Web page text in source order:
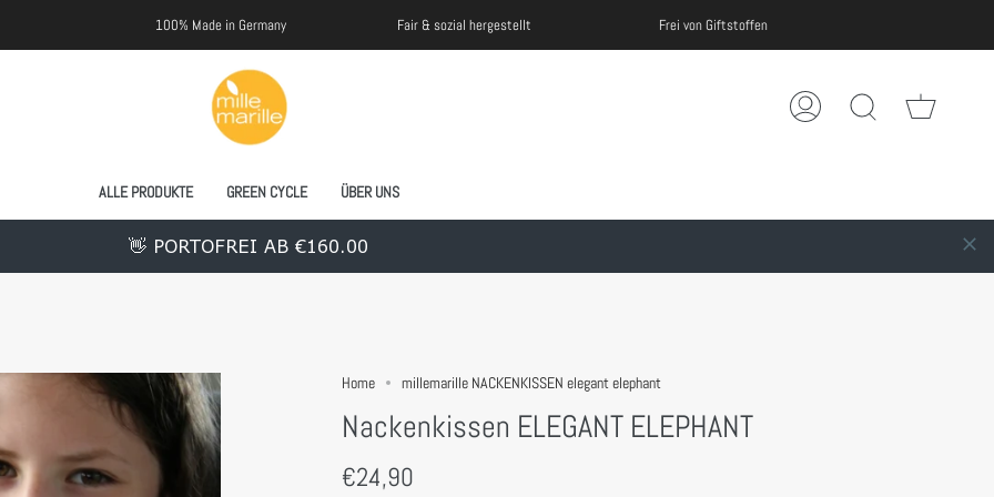
100% Made in Germany Fair & sozial hergestellt Frei von Giftstoffen
Mein
Suche
ALLE PRODUKTE GREEN CYCLE ÜBER UNS
👋 PORTOFREI AB €160.00
Home millemarille NACKENKISSEN elegant elephant
Nackenkissen ELEGANT ELEPHANT
€24,90